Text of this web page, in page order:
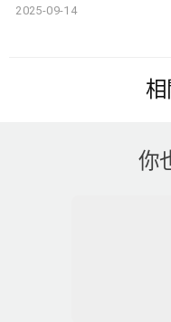
2025-09-14
你